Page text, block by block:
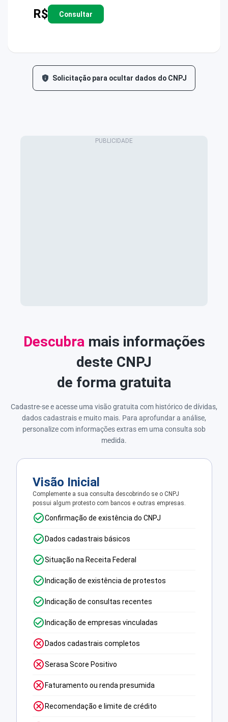
R$ Consultar
Solicitação para ocultar dados do CNPJ
Descubramais informações
deste CNPJ
de forma gratuita
Cadastre-se e acesse uma visão gratuita com histórico de dívidas,
dados cadastrais e muito mais. Para aprofundar a análise,
personalize com informações extras em uma consulta sob
medida.
Visão Inicial
Complemente a sua consulta descobrindo se o CNPJ
possui algum protesto com bancos e outras empresas.
Confirmação de existência do CNPJ
Dados cadastrais básicos
Situação na Receita Federal
Indicação de existência de protestos
Indicação de consultas recentes
Indicação de empresas vinculadas
Dados cadastrais completos
Serasa Score Positivo
Faturamento ou renda presumida
Recomendação e limite de crédito